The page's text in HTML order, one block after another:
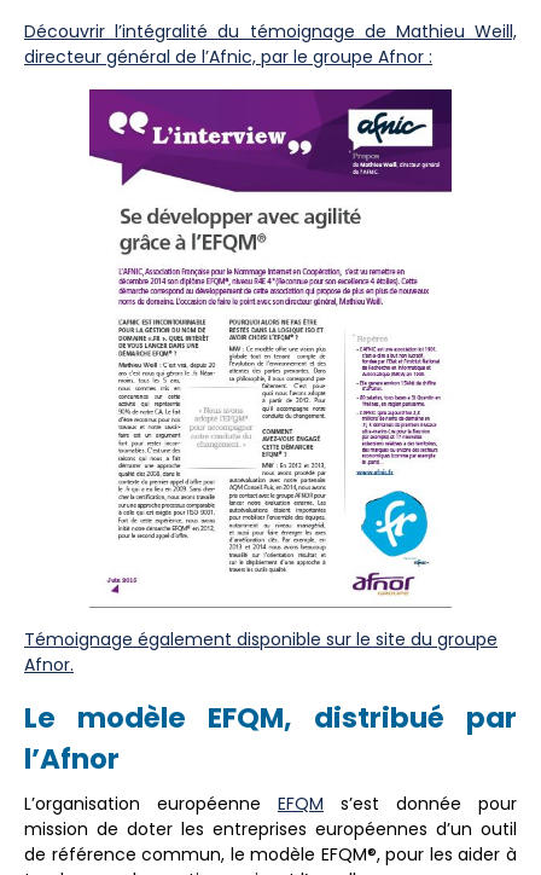
Découvrir l’intégralité du témoignage de Mathieu Weill,
directeur général de l’Afnic, par le groupe Afnor :
Témoignage également disponible sur le site du groupe
Afnor.
Le modèle EFQM, distribué par
l’Afnor
L’organisation européenne EFQM s’est donnée pour
mission de doter les entreprises européennes d’un outil
de référence commun, le modèle EFQM®, pour les aider à